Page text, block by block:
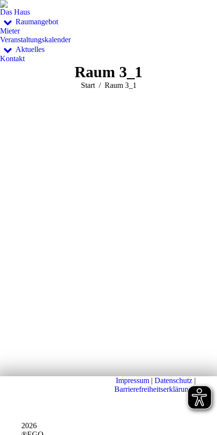
Das Haus
Raumangebot
Mieter
Veranstaltungskalender
Aktuelles
Kontakt
Raum 3_1
Sie befinden sich hier:
Start Raum 3_1
2026
Impressum | Datenschutz |
Barrierefreiheitserklärung|